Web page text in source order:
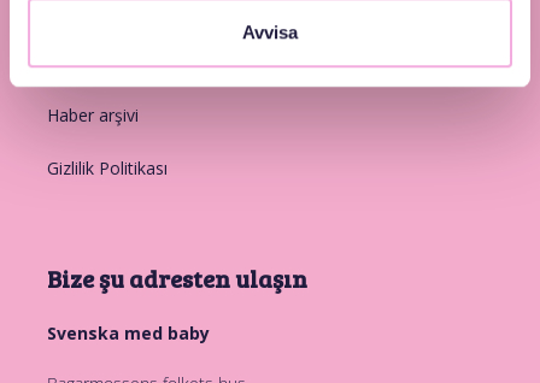
Avvisa
Üyelik
Haber arşivi
Gizlilik Politikası
Bize şu adresten ulaşın
Svenska med baby